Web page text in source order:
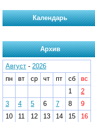
Календарь
Архив
Август - 2026
пн
вт ср чт пт сб
вс
1
2
3
4 5 6 7 8
9
10
11 12 13 14 15
16